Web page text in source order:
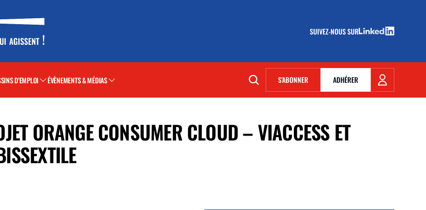
SUIVEZ-NOUS SUR
(NOUVELLE FENÊTRE)
D'EMPLOI ÉVÈNEMENTS & MÉDIAS S'ABONNER(NOUVELLE FENÊTRE)
ADHÉRER
ORANGE CONSUMER CLOUD – VIACCESS ET